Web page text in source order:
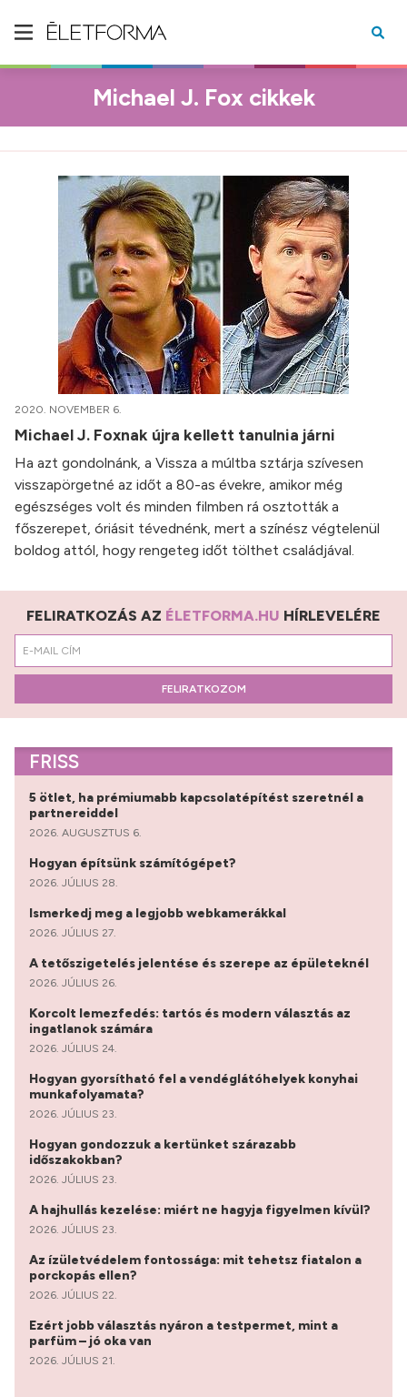
Michael J. Fox cikkek
2020. NOVEMBER 6.
Michael J. Foxnak újra kellett tanulnia járni
Ha azt gondolnánk, a Vissza a múltba sztárja szívesen
visszapörgetné az időt a 80-as évekre, amikor még
egészséges volt és minden filmben rá osztották a
főszerepet, óriásit tévednénk, mert a színész végtelenül
boldog attól, hogy rengeteg időt tölthet családjával.
FELIRATKOZÁS AZ ÉLETFORMA.HU HÍRLEVELÉRE
FELIRATKOZOM
FRISS
5 ötlet, ha prémiumabb kapcsolatépítést szeretnél a
partnereiddel
2026. AUGUSZTUS 6.
Hogyan építsünk számítógépet?
2026. JÚLIUS 28.
Ismerkedj meg a legjobb webkamerákkal
2026. JÚLIUS 27.
A tetőszigetelés jelentése és szerepe az épületeknél
2026. JÚLIUS 26.
Korcolt lemezfedés: tartós és modern választás az
ingatlanok számára
2026. JÚLIUS 24.
Hogyan gyorsítható fel a vendéglátóhelyek konyhai
munkafolyamata?
2026. JÚLIUS 23.
Hogyan gondozzuk a kertünket szárazabb
időszakokban?
2026. JÚLIUS 23.
A hajhullás kezelése: miért ne hagyja figyelmen kívül?
2026. JÚLIUS 23.
Az ízületvédelem fontossága: mit tehetsz fiatalon a
porckopás ellen?
2026. JÚLIUS 22.
Ezért jobb választás nyáron a testpermet, mint a
parfüm – jó oka van
2026. JÚLIUS 21.